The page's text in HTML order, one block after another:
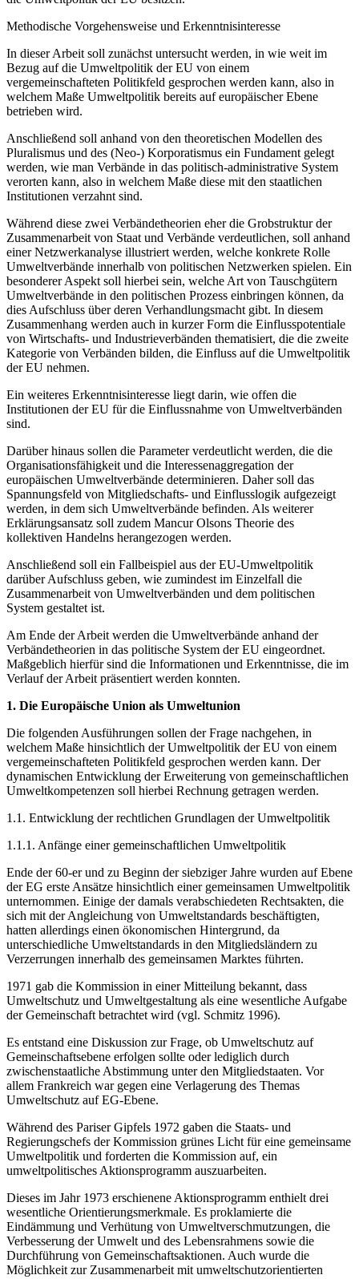
Methodische Vorgehensweise und Erkenntnisinteresse
In dieser Arbeit soll zunächst untersucht werden, in wie weit im
Bezug auf die Umweltpolitik der EU von einem
vergemeinschafteten Politikfeld gesprochen werden kann, also in
welchem Maße Umweltpolitik bereits auf europäischer Ebene
betrieben wird.
Anschließend soll anhand von den theoretischen Modellen des
Pluralismus und des (Neo-) Korporatismus ein Fundament gelegt
werden, wie man Verbände in das politisch-administrative System
verorten kann, also in welchem Maße diese mit den staatlichen
Institutionen verzahnt sind.
Während diese zwei Verbändetheorien eher die Grobstruktur der
Zusammenarbeit von Staat und Verbände verdeutlichen, soll anhand
einer Netzwerkanalyse illustriert werden, welche konkrete Rolle
Umweltverbände innerhalb von politischen Netzwerken spielen. Ein
besonderer Aspekt soll hierbei sein, welche Art von Tauschgütern
Umweltverbände in den politischen Prozess einbringen können, da
dies Aufschluss über deren Verhandlungsmacht gibt. In diesem
Zusammenhang werden auch in kurzer Form die Einflusspotentiale
von Wirtschafts- und Industrieverbänden thematisiert, die die zweite
Kategorie von Verbänden bilden, die Einfluss auf die Umweltpolitik
der EU nehmen.
Ein weiteres Erkenntnisinteresse liegt darin, wie offen die
Institutionen der EU für die Einflussnahme von Umweltverbänden
sind.
Darüber hinaus sollen die Parameter verdeutlicht werden, die die
Organisationsfähigkeit und die Interessenaggregation der
europäischen Umweltverbände determinieren. Daher soll das
Spannungsfeld von Mitgliedschafts- und Einflusslogik aufgezeigt
werden, in dem sich Umweltverbände befinden. Als weiterer
Erklärungsansatz soll zudem Mancur Olsons Theorie des
kollektiven Handelns herangezogen werden.
Anschließend soll ein Fallbeispiel aus der EU-Umweltpolitik
darüber Aufschluss geben, wie zumindest im Einzelfall die
Zusammenarbeit von Umweltverbänden und dem politischen
System gestaltet ist.
Am Ende der Arbeit werden die Umweltverbände anhand der
Verbändetheorien in das politische System der EU eingeordnet.
Maßgeblich hierfür sind die Informationen und Erkenntnisse, die im
Verlauf der Arbeit präsentiert werden konnten.
1. Die Europäische Union als Umweltunion
Die folgenden Ausführungen sollen der Frage nachgehen, in
welchem Maße hinsichtlich der Umweltpolitik der EU von einem
vergemeinschafteten Politikfeld gesprochen werden kann. Der
dynamischen Entwicklung der Erweiterung von gemeinschaftlichen
Umweltkompetenzen soll hierbei Rechnung getragen werden.
1.1. Entwicklung der rechtlichen Grundlagen der Umweltpolitik
1.1.1. Anfänge einer gemeinschaftlichen Umweltpolitik
Ende der 60-er und zu Beginn der siebziger Jahre wurden auf Ebene
der EG erste Ansätze hinsichtlich einer gemeinsamen Umweltpolitik
unternommen. Einige der damals verabschiedeten Rechtsakten, die
sich mit der Angleichung von Umweltstandards beschäftigten,
hatten allerdings einen ökonomischen Hintergrund, da
unterschiedliche Umweltstandards in den Mitgliedsländern zu
Verzerrungen innerhalb des gemeinsamen Marktes führten.
1971 gab die Kommission in einer Mitteilung bekannt, dass
Umweltschutz und Umweltgestaltung als eine wesentliche Aufgabe
der Gemeinschaft betrachtet wird (vgl. Schmitz 1996).
Es entstand eine Diskussion zur Frage, ob Umweltschutz auf
Gemeinschaftsebene erfolgen sollte oder lediglich durch
zwischenstaatliche Abstimmung unter den Mitgliedstaaten. Vor
allem Frankreich war gegen eine Verlagerung des Themas
Umweltschutz auf EG-Ebene.
Während des Pariser Gipfels 1972 gaben die Staats- und
Regierungschefs der Kommission grünes Licht für eine gemeinsame
Umweltpolitik und forderten die Kommission auf, ein
umweltpolitisches Aktionsprogramm auszuarbeiten.
Dieses im Jahr 1973 erschienene Aktionsprogramm enthielt drei
wesentliche Orientierungsmerkmale. Es proklamierte die
Eindämmung und Verhütung von Umweltverschmutzungen, die
Verbesserung der Umwelt und des Lebensrahmens sowie die
Durchführung von Gemeinschaftsaktionen. Auch wurde die
Möglichkeit zur Zusammenarbeit mit umweltschutzorientierten